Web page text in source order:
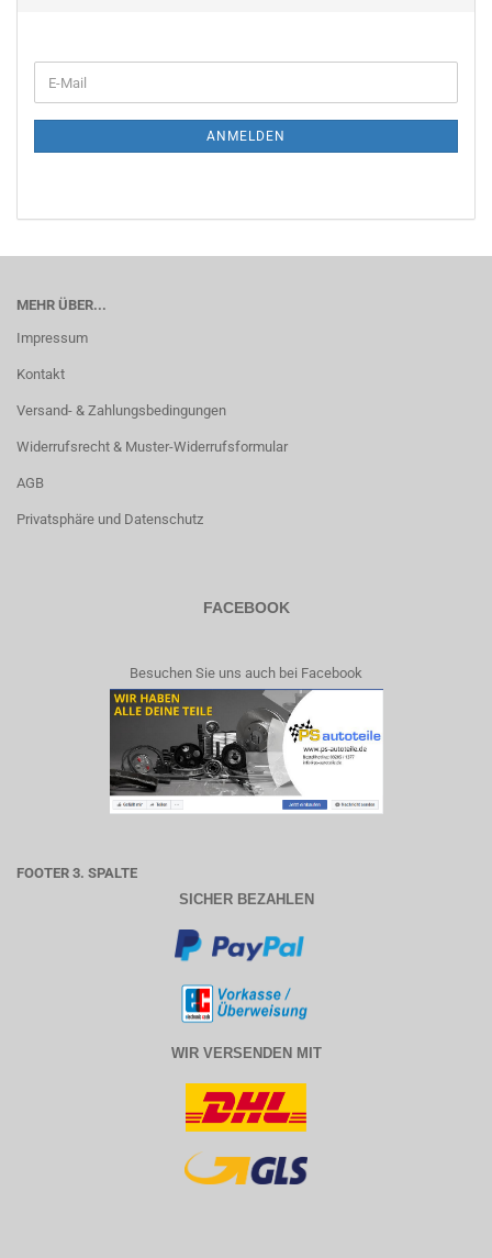
ANMELDEN
MEHR ÜBER...
Impressum
Kontakt
Versand- & Zahlungsbedingungen
Widerrufsrecht & Muster-Widerrufsformular
AGB
Privatsphäre und Datenschutz
FACEBOOK
Besuchen Sie uns auch bei Facebook
FOOTER 3. SPALTE
SICHER BEZAHLEN
WIR VERSENDEN MIT